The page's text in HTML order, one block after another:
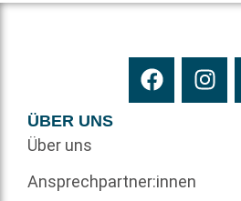
ÜBER UNS
Über uns
Ansprechpartner:innen